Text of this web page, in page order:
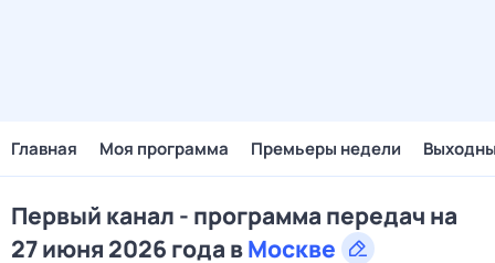
Главная Моя программа Премьеры недели
Первый канал - программа передач на
27 июня 2026 года вМоскве